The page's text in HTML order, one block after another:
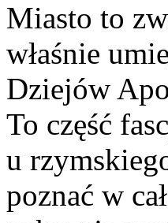
Miasto to
właśnie
Dziejów
To część
u
poznać w